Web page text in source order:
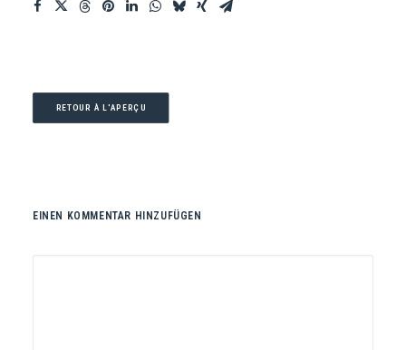
RETOUR À L'APERÇU
EINEN KOMMENTAR HINZUFÜGEN